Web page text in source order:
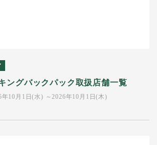
ングバックパック取扱店舗一覧
10月1日(水) ～2026年10月1日(木)